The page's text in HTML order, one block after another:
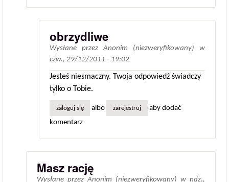
obrzydliwe
Wysłane przezAnonim (niezweryfikowany) w
czw., 29/12/2011 - 19:02
Jesteś niesmaczny. Twoja odpowiedź świadczy
tylko o Tobie.
zaloguj się albo zarejestruj
aby dodać
komentarz
Masz rację
Wysłane przezAnonim (niezweryfikowany) w ndz.,